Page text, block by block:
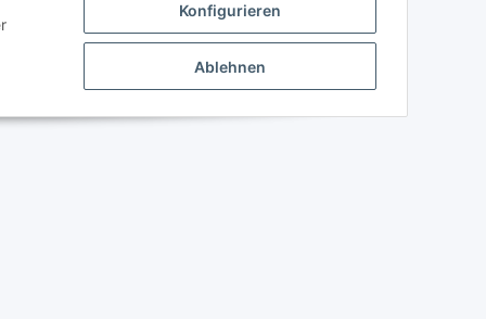
Konfigurieren
Ablehnen
Impressum
Widerrufsbelehrung